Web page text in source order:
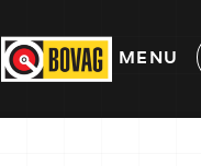
MENU